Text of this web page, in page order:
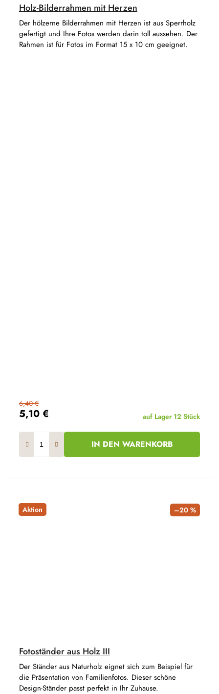
Holz-Bilderrahmen mit Herzen
5,10 €
6,40 €
auf Lager 12 Stück
IN DEN WARENKORB
Der hölzerne Bilderrahmen mit Herzen ist aus Sperrholz
gefertigt und Ihre Fotos werden darin toll aussehen. Der
Rahmen ist für Fotos im Format 15 x 10 cm geeignet.
Aktion –20 %
Fotoständer aus Holz III
Der Ständer aus Naturholz eignet sich zum Beispiel für
die Präsentation von Familienfotos. Dieser schöne
Design-Ständer passt perfekt in Ihr Zuhause.